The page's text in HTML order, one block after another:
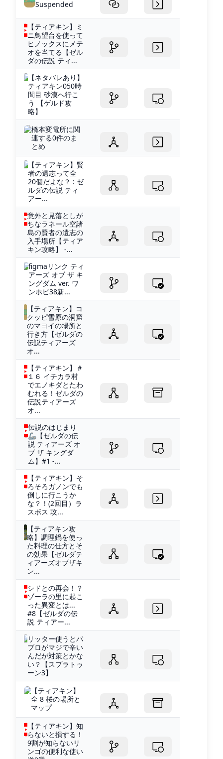
Suspended
【ティアキン】ミ
ニ鳥望台を使って
ヒノックスにメテ
オを当てる【ゼル
ダの伝説 ティ...
【ネタバレあり】
ティアキン050時
間目 砂漠へ行こ
う 【ゲルド攻
略】
橋本変電所に関
連する0件のま
とめ
【ティアキン】賢
者の遺志って全
20個だよな？ : ゼ
ルダの伝説 ティ
アー...
意外と見落としが
ちなラネール空諸
島の賢者の遺志の
入手場所【ティア
キン攻略】 -...
figmaリンク ティ
アーズ オブ ザ キ
ングダム ver. ワ
ンホビ38新...
【ティアキン】コ
クッピ雪原の洞窟
のマヨイの場所と
行き方【ゼルダの
伝説ティアーズ
オ...
【ティアキン】＃
１６ イチカラ村
でエノキダとたわ
むれる！ゼルダの
伝説ティアーズ
オ...
伝説のはじまり
🦾【ゼルダの伝
説 ティアーズ オ
ブ ザ キングダ
ム】#1 -...
【ティアキン】そ
ろそろガノンでも
倒しに行こうか
な？！(2回目）ラ
スボス 攻...
【ティアキン攻
略】調理鍋を使っ
た料理の仕方とそ
の効果【ゼルダテ
ィアーズオブザキ
ン...
シドとの再会！？
ゾーラの里に起こ
った異変とは...
#8【ゼルダの伝
説 ティアー...
リッター使うとパ
ブロがマジで辛い
んだが対策とかな
い？【スプラトゥ
ーン3】
【ティアキン】
全 8 桜の場所と
マップ
【ティアキン】知
らないと損する！
9割が知らないリ
ンゴの便利な使い